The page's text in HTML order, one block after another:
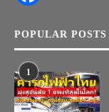
POPULAR POSTS
1